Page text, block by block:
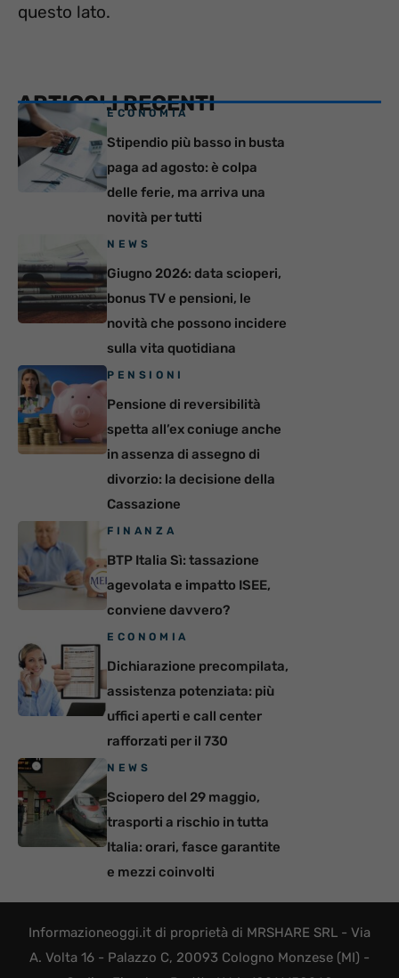
questo lato.
ARTICOLI RECENTI
ECONOMIA
Stipendio più basso in busta
paga ad agosto: è colpa
delle ferie, ma arriva una
novità per tutti
NEWS
Giugno 2026: data scioperi,
bonus TV e pensioni, le
novità che possono incidere
sulla vita quotidiana
PENSIONI
Pensione di reversibilità
spetta all’ex coniuge anche
in assenza di assegno di
divorzio: la decisione della
Cassazione
FINANZA
BTP Italia Sì: tassazione
agevolata e impatto ISEE,
conviene davvero?
ECONOMIA
Dichiarazione precompilata,
assistenza potenziata: più
uffici aperti e call center
rafforzati per il 730
NEWS
Sciopero del 29 maggio,
trasporti a rischio in tutta
Italia: orari, fasce garantite
e mezzi coinvolti
Informazioneoggi.it di proprietà di MRSHARE SRL - Via
A. Volta 16 - Palazzo C, 20093 Cologno Monzese (MI) -